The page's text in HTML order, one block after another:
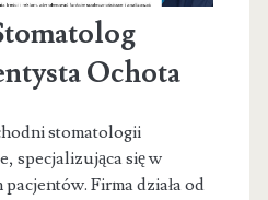
Ochota
stomatologii
specjalizująca się w
Firma działa od